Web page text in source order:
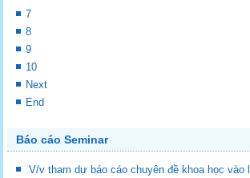
7
8
9
10
Next
End
Báo cáo Seminar
V/v tham dự báo cáo chuyên đề khoa học vào